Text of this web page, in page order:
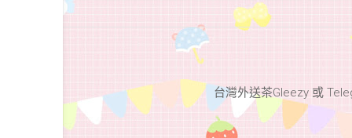
台灣外送茶Gleezy 或